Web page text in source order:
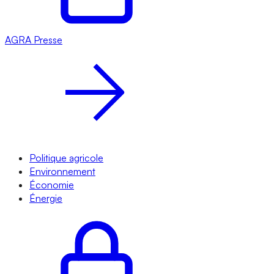
AGRA Presse
Politique agricole
Environnement
Économie
Énergie